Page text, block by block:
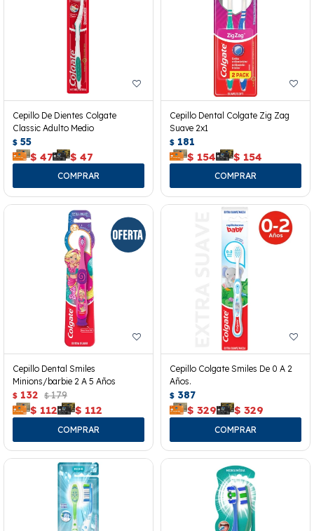
Cepillo De Dientes Colgate
Classic Adulto Medio
$ 55
$ 47 $ 47
Cepillo Dental Colgate Zig Zag
Suave 2x1
$ 181
$ 154 $ 154
Cepillo Dental Smiles
Minions/barbie 2 A 5 Años
$ 132 $ 179
$ 112 $ 112
Cepillo Colgate Smiles De 0 A 2
Años.
$ 387
$ 329 $ 329